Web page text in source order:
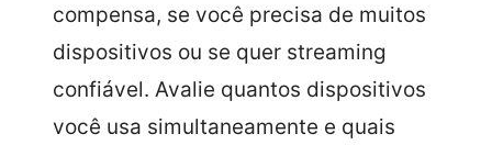
compensa, se você precisa de muitos
dispositivos ou se quer streaming
confiável. Avalie quantos dispositivos
você usa simultaneamente e quais